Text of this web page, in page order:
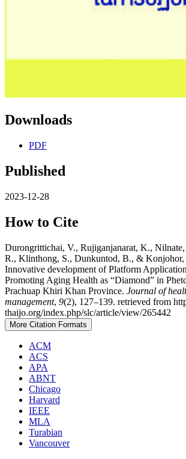
Downloads
PDF
Published
2023-12-28
How to Cite
Durongrittichai, V., Rujiganjanarat, K.,
R., Klinthong, S., Dunkuntod, B., & Konjohor,
Innovative development of Platform
Promoting Aging Health as “Diamond” in
Prachuap Khiri Khan Province. Journal of
management, 9(2), 127–139. retrieved from
thaijo.org/index.php/slc/article/view/265442
More Citation Formats
ACM
ACS
APA
ABNT
Chicago
Harvard
IEEE
MLA
Turabian
Vancouver